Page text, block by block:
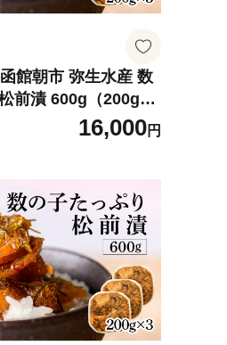
函館朝市 弥生水産 数
前漬 600g（200g×3
発送月 オリジナル
サイズ大 ふんだん
凍するだけ ご飯のお
の肴 おかず 冷凍 北
料無料_HD032-062-1
16,000円